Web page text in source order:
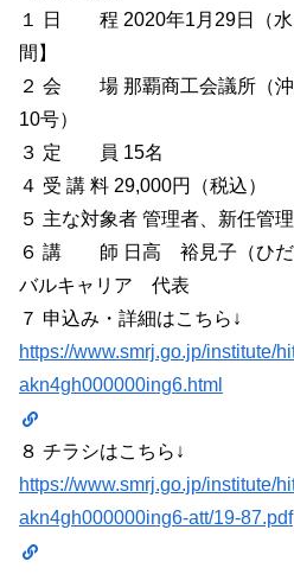
１ 日 程 2020年1月29日（水
間】
２ 会 場 那覇商工会議所（沖
10号）
３ 定 員 15名
４ 受 講 料 29,000円（税込）
５ 主な対象者 管理者、新任管
６ 講 師 日高 裕見子（ひ
バルキャリア 代表
７ 申込み・詳細はこちら↓
https://www.smrj.go.jp/institute/
akn4gh000000ing6.html
８ チラシはこちら↓
https://www.smrj.go.jp/institute/
akn4gh000000ing6-att/19-87.pdf